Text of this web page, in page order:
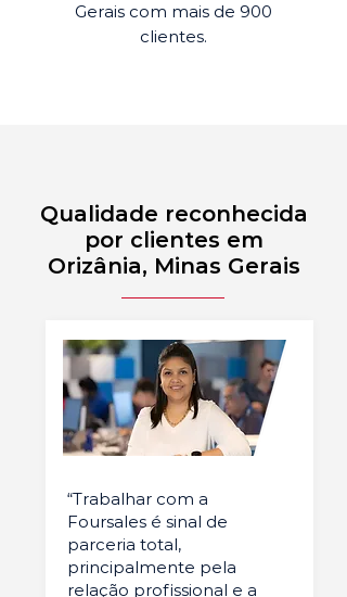
Gerais com mais de 900
clientes.
Qualidade reconhecida
por clientes em
Orizânia, Minas Gerais
“Trabalhar com a
Foursales é sinal de
parceria total,
principalmente pela
relação profissional e a